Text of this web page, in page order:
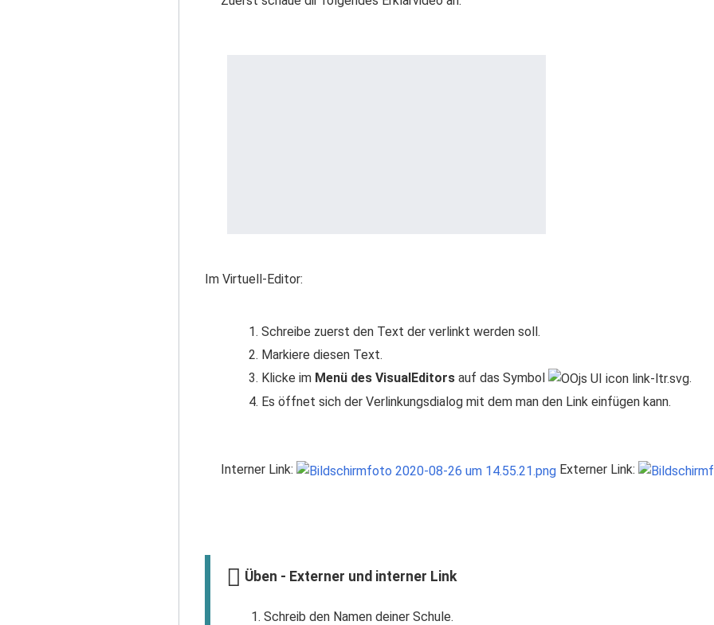
Im Virtuell-Editor:
Schreibe zuerst den Text der verlinkt werden soll.
Markiere diesen Text.
Klicke im Menü des VisualEditors auf das Symbol
.
Es öffnet sich der Verlinkungsdialog mit dem man den Link einfügen kann.
Interner Link: Externer Link:
Üben - Externer und interner Link
Schreib den Namen deiner Schule.